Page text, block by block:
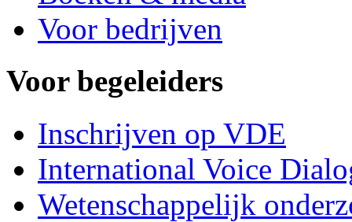
Voor bedrijven
Voor begeleiders
Inschrijven op VDE
International Voice
Wetenschappelijk